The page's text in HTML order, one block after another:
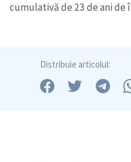
cumulativă de 23 de ani de
Distribuie articolul: